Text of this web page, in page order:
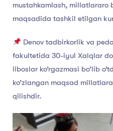
mustahkamlash, millatlararo
maqsadida tashkil etilgan
Denov tadbirkorlik va
fakultetida 30-iyul Xalqlar
liboslar ko’rgazmasi bo’lib
ko’zlangan maqsad
qilishdir.